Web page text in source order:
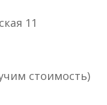
11
стоимость)